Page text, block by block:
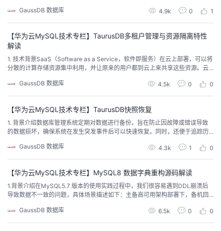
微延迟，换取更小的存储空间，进而满足客户降低存储成本的需求。本文主要
从透明压缩特性的使用开启方法、实现原理、性能优化以及性能影响评估等这
GaussDB 数据库 4.9k 0 1
【华为云MySQL技术专栏】TaurusDB多租户管理与资源隔离特性
解读
1. 技术背景SaaS（Software as a Service，软件即服务）在云上部署，可以将
分散的计算存储资源集中利用，并让原来的用户都到云上来共享这些资源。云
问，降低了SaaS和租户的使用成本。基于此，云厂商还需要提供资源隔离的能
力，以确保SaaS租户的数据安全。为了满足这个需求，多租户技术应运而生。
GaussDB 数据库 4.5k 0 0
【华为云MySQL技术专栏】TaurusDB快照恢复
1. 背景介绍数据库管理系统定期对数据进行备份，旨在防止因故障或错误导致
的数据损坏，确保系统在发生突发事件后可以快速恢复。同时，还便于追踪历
力，备份时间和恢复时间是两个重要指标。备份时间代表完成整个备份过程所
需的时间，较短的备份时间通常会减少对系统性能的影响；恢复时间则指从已
GaussDB 数据库 4.3k 1 0
【华为云MySQL技术专栏】MySQL8 数据字典重构源码解读
1.背景介绍在MySQL5.7 版本的使用实践过程中，我们很容易遇到DDL崩溃后
导致数据不一致的问题，具体场景描述如下：主备高可用架构部署下，备机回
重新拉起备机后，因存储表结构的FRM文件与表空间IBD没有被同时清理，导致
再次执行DROP TABLE失败，需手动清理备机物理文件，这给自动化运维带来
GaussDB 数据库 6.5k 0 0